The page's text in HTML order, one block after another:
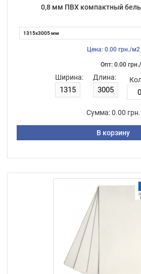
0,8 мм ПВХ компактный
Цена: 0.00 грн./м2
Опт: 0.00
Ширина: Длина:
Сумма: 0.00 грн.
В корзину